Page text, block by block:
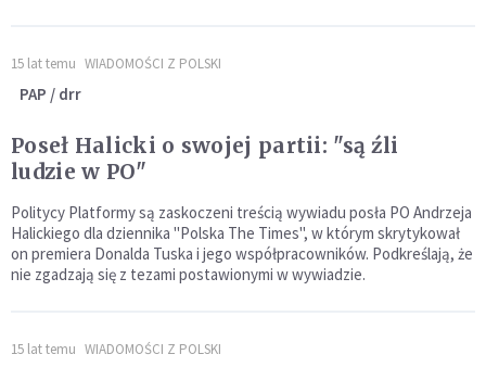
15 lat temu WIADOMOŚCI Z POLSKI
PAP / drr
Poseł Halicki o swojej partii: "są źli
ludzie w PO"
Politycy Platformy są zaskoczeni treścią wywiadu posła PO Andrzeja
Halickiego dla dziennika "Polska The Times", w którym skrytykował
on premiera Donalda Tuska i jego współpracowników. Podkreślają, że
nie zgadzają się z tezami postawionymi w wywiadzie.
15 lat temu WIADOMOŚCI Z POLSKI